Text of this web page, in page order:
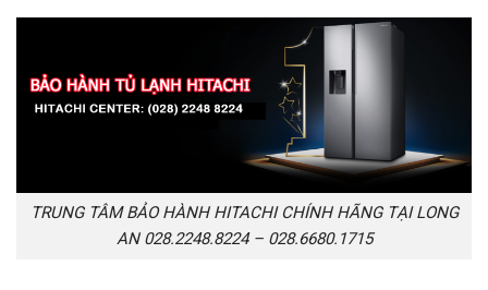
TRUNG TÂM BẢO HÀNH HITACHI CHÍNH HÃNG TẠI LONG
AN 028.2248.8224 – 028.6680.1715